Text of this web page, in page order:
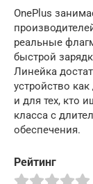
OnePlus
реальные
быстрой
Линейка
устройство
и для тех, кто
класса с
обеспечения.
Рейтинг